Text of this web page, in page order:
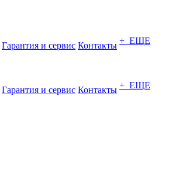
Гарантия и сервис Контакты + ЕЩЕ
Гарантия и сервис Контакты + ЕЩЕ